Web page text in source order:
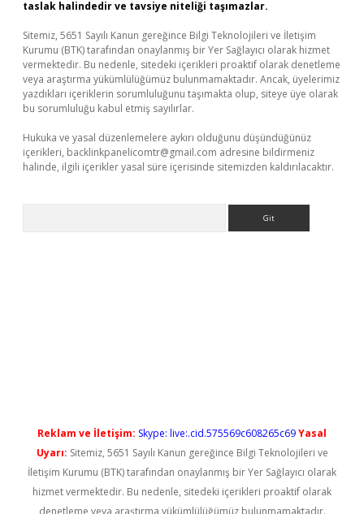
taslak halindedir ve tavsiye niteliği taşımazlar.
Sitemiz, 5651 Sayılı Kanun gereğince Bilgi Teknolojileri ve İletişim
Kurumu (BTK) tarafından onaylanmış bir Yer Sağlayıcı olarak hizmet
vermektedir. Bu nedenle, sitedeki içerikleri proaktif olarak denetleme
veya araştırma yükümlülüğümüz bulunmamaktadır. Ancak, üyelerimiz
yazdıkları içeriklerin sorumluluğunu taşımakta olup, siteye üye olarak
bu sorumluluğu kabul etmiş sayılırlar.
Hukuka ve yasal düzenlemelere aykırı olduğunu düşündüğünüz
içerikleri, backlinkpanelicomtr@gmail.com adresine bildirmeniz
halinde, ilgili içerikler yasal süre içerisinde sitemizden kaldırılacaktır.
Reklam ve İletişim: Skype: live:.cid.575569c608265c69Yasal
Uyarı: Sitemiz, 5651 Sayılı Kanun gereğince Bilgi Teknolojileri ve
İletişim Kurumu (BTK) tarafından onaylanmış bir Yer Sağlayıcı olarak
hizmet vermektedir. Bu nedenle, sitedeki içerikleri proaktif olarak
denetleme veya araştırma yükümlülüğümüz bulunmamaktadır.